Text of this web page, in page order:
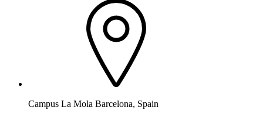
Campus La Mola Barcelona, Spain